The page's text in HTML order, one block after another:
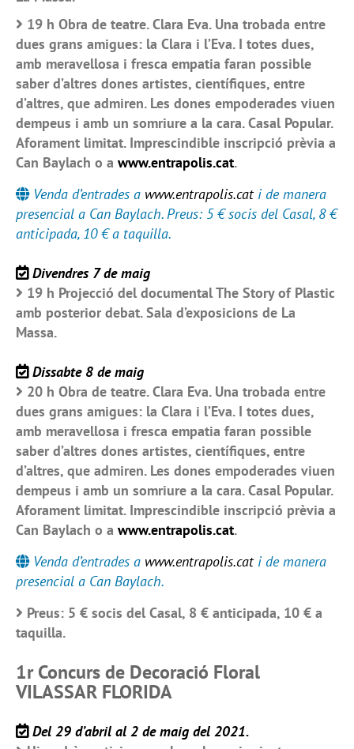
19 h Obra de teatre. Clara Eva. Una trobada entre
dues grans amigues: la Clara i l’Eva. I totes dues,
amb meravellosa i fresca empatia faran possible
saber d’altres dones artistes, científiques, entre
d’altres, que admiren. Les dones empoderades viuen
dempeus i amb un somriure a la cara. Casal Popular.
Aforament limitat. Imprescindible inscripció prèvia a
Can Baylach o a www.entrapolis.cat.
Venda d’entrades a www.entrapolis.cati de manera
presencial a Can Baylach. Preus: 5 € socis del Casal, 8 €
anticipada, 10 € a taquilla.
Divendres 7 de maig
19 h Projecció del documental The Story of Plastic
amb posterior debat. Sala d’exposicions de La
Massa.
Dissabte 8 de maig
20 h Obra de teatre. Clara Eva. Una trobada entre
dues grans amigues: la Clara i l’Eva. I totes dues,
amb meravellosa i fresca empatia faran possible
saber d’altres dones artistes, científiques, entre
d’altres, que admiren. Les dones empoderades viuen
dempeus i amb un somriure a la cara. Casal Popular.
Aforament limitat. Imprescindible inscripció prèvia a
Can Baylach o a www.entrapolis.cat.
Venda d’entrades a www.entrapolis.cati de manera
presencial a Can Baylach.
Preus: 5 € socis del Casal, 8 € anticipada, 10 € a
taquilla.
1r Concurs de Decoració Floral
VILASSAR FLORIDA
Del 29 d’abril al 2 de maig del 2021.